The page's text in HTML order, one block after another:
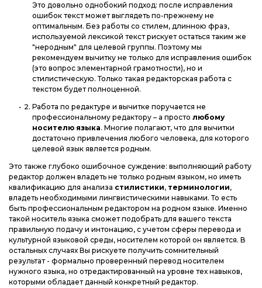
Это довольно однобокий подход: после исправления
ошибок текст может выглядеть по-прежнему не
оптимальным. Без работы со стилем, длинною фраз,
используемой лексикой текст рискует остаться таким же
"неродным" для целевой группы. Поэтому мы
рекомендуем вычитку не только для исправления ошибок
(это вопрос элементарной грамотности), но и
стилистическую. Только такая редакторская работа с
текстом будет полноценной.
Работа по редактуре и вычитке поручается не
профессиональному редактору – а просто любому
носителю языка. Многие полагают, что для вычитки
достаточно привлечения любого человека, для которого
целевой язык является родным.
Это также глубоко ошибочное суждение: выполняющий работу
редактор должен владеть не только родным языком, но иметь
квалификацию для анализа стилистики, терминологии,
владеть необходимыми лингвистическими навыками. То есть
быть профессиональным редактором на родном языке. Именно
такой носитель языка сможет подобрать для вашего текста
правильную подачу и интонацию, с учетом сферы перевода и
культурной языковой среды, носителем которой он является. В
остальных случаях Вы рискуете получить сомнительный
результат - формально проверенный перевод носителем
нужного языка, но отредактированный на уровне тех навыков,
которыми обладает данный конкретный редактор.